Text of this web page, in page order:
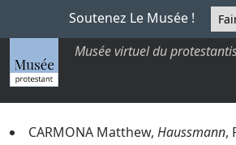
Soutenez Le Musée !
Musée virtuel du
CARMONA Matthew, Haussmann,